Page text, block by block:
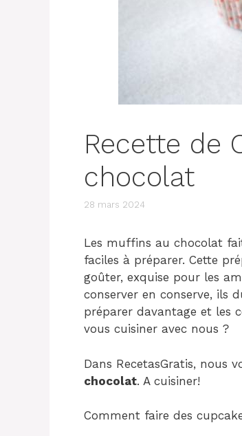
Recette de
chocolat
28 mars 2024
Les muffins au chocolat
faciles à préparer. Cette
goûter, exquise pour les
conserver en conserve, ils
préparer davantage et les
vous cuisiner avec nous ?
Dans RecetasGratis, nous
chocolat. A cuisiner!
Comment faire des